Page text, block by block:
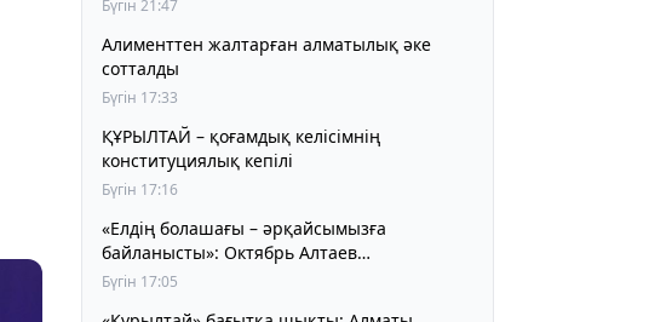
Бүгін 21:47
Алименттен жалтарған алматылық әке
сотталды
Бүгін 17:33
ҚҰРЫЛТАЙ – қоғамдық келісімнің
конституциялық кепілі
Бүгін 17:16
«Елдің болашағы – әрқайсымызға
байланысты»: Октябрь Алтаев
қазақстандықтарға маңызды үндеу жасады
Бүгін 17:05